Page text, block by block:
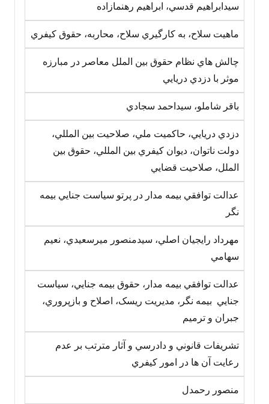
سيدابراهيم قدسي، ابراهيم رهنمازاده
ماهيت سلاح، به کارگيري سلاح، محاربه، حقوق کيفري
چالش هاي نظام حقوق بين الملل معاصر در مبارزه
موثر با دزدي دريايي
باقر شاملو، سيداحمد سجادي
دزدي دريايي، حاکميت ملي، صلاحيت بين المللي،
دولت ناتوان، ديوان کيفري بين المللي، حقوق بين
الملل، صلاحيت قضايي
عدالت توافقي بيمه مدار در پرتو سياست جنايي بيمه
نگر
مهرداد رايجيان اصلي، سيدمنصور ميرسعيدي، نعيم
سهامي
عدالت توافقي بيمه مدار، حقوق بيمه جنايي، سياست
جنايي بيمه نگر، مديريت ريسک، اصلاح و بازپروري،
جبران و ترميم
تشريفات قانوني و دادرسي و آثار مترتب بر عدم
رعايت آن ها در امور کيفري
منصور رحمدل